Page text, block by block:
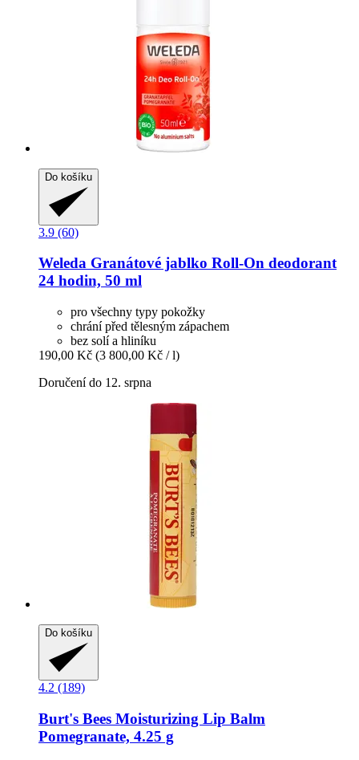
Do košíku
3.9 (60)
Weleda Granátové jablko Roll-​On deodorant
24 hodin, 50 ml
pro všechny typy pokožky
chrání před tělesným zápachem
bez solí a hliníku
190,00 Kč (3 800,00 Kč / l)
Doručení do 12. srpna
Do košíku
4.2 (189)
Burt's Bees Moisturizing Lip Balm
Pomegranate, 4.25 g